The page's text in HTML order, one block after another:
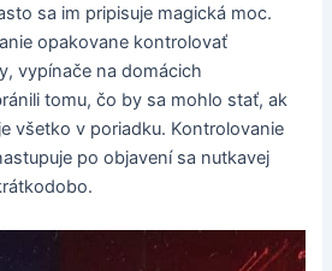
sa im pripisuje magická moc.
opakovane kontrolovať
vypínače na domácich
tomu, čo by sa mohlo stať, ak
všetko v poriadku. Kontrolovanie
po objavení sa nutkavej